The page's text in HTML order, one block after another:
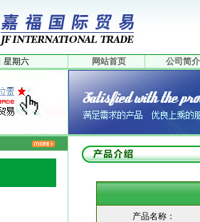
星期六 网站首页 公司简介
产品名称：